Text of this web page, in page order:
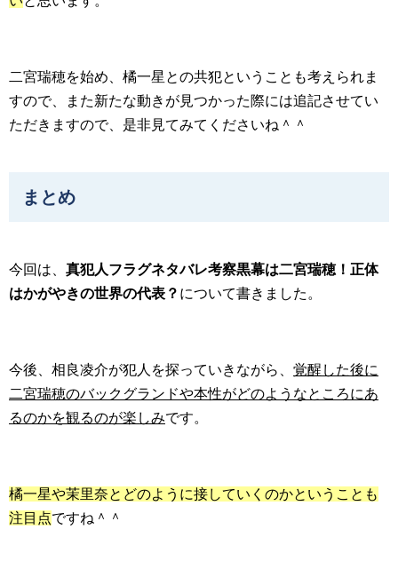
二宮瑞穂を始め、橘一星との共犯ということも考えられま
すので、また新たな動きが見つかった際には追記させてい
ただきますので、是非見てみてくださいね＾＾
まとめ
今回は、 真犯人フラグネタバレ考察黒幕は二宮瑞穂！正体
はかがやきの世界の代表？ について書きました。
今後、相良凌介が犯人を探っていきながら、 覚醒した後に
二宮瑞穂のバックグランドや本性がどのようなところにあ
るのかを観るのが楽しみです。
橘一星や茉里奈とどのように接していくのかということも
注目点ですね＾＾